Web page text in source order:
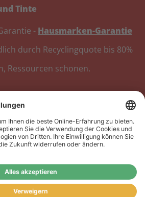
Tinte
- Hausmarken-Garantie
durch Recyclingquote bis 80%
Ressourcen schonen.
Das Angebot unseres Web-Shops
Wiederverkäufer. Wenn Sie
registrieren Sie sich bitte in